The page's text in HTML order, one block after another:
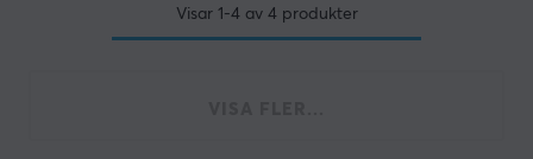
Visar 1-4av 4produkter